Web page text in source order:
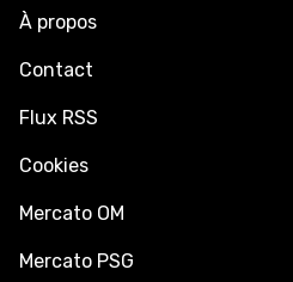
À propos
Contact
Flux RSS
Cookies
Mercato OM
Mercato PSG